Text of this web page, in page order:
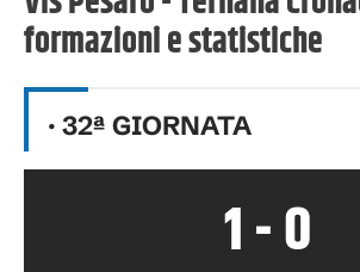
formazioni e statistiche
· 32ª GIORNATA
1-0